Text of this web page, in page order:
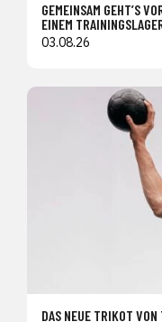
GEMEINSAM GEHT’S
EINEM
03.08.26
DAS NEUE TRIKOT